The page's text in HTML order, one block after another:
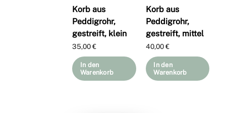
Korb aus
Peddigrohr,
gestreift, klein
35,00€
In den
Warenkorb
Korb aus
Peddigrohr,
gestreift, mittel
40,00€
In den
Warenkorb